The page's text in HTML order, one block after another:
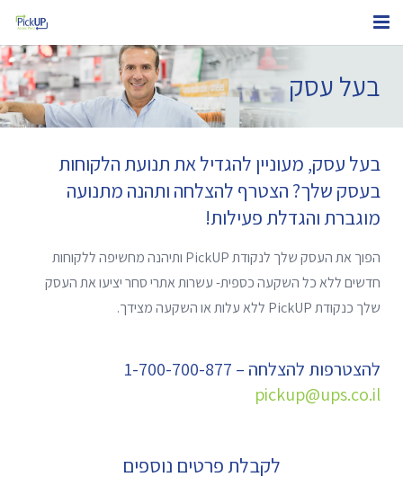
בעל חנות אינטרנטית
נקודות PickUP
איתור החבילה שלי
בעל עסק
בעל עסק, מעוניין להגדיל את תנועת הלקוחות
בעסק שלך? הצטרף להצלחה ותהנה מתנועה
מוגברת והגדלת פעילות!
הפוך את העסק שלך לנקודת PickUP ותיהנה מחשיפה ללקוחות
חדשים ללא כל השקעה כספית- עשרות אתרי סחר יציעו את העסק
שלך כנקודת PickUP ללא עלות או השקעה מצידך.
להצטרפות להצלחה – 1-700-700-877
pickup@ups.co.il
לקבלת פרטים נוספים